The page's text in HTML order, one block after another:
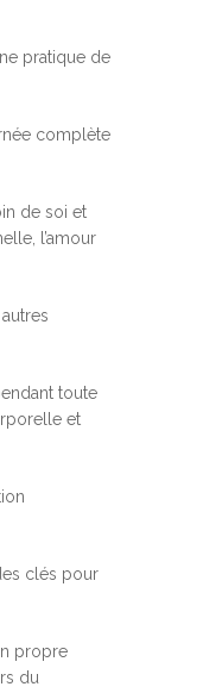
pratique de
complète
de soi et
l’amour
toute
et
clés pour
propre
du